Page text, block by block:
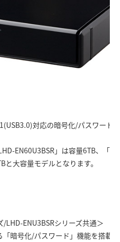
対応の暗号化/パスワード
EN60U3BSR」は容量6TB、「
と大容量モデルとなります。
/LHD-ENU3BSRシリーズ共通＞
暗号化/パスワード」機能を搭載